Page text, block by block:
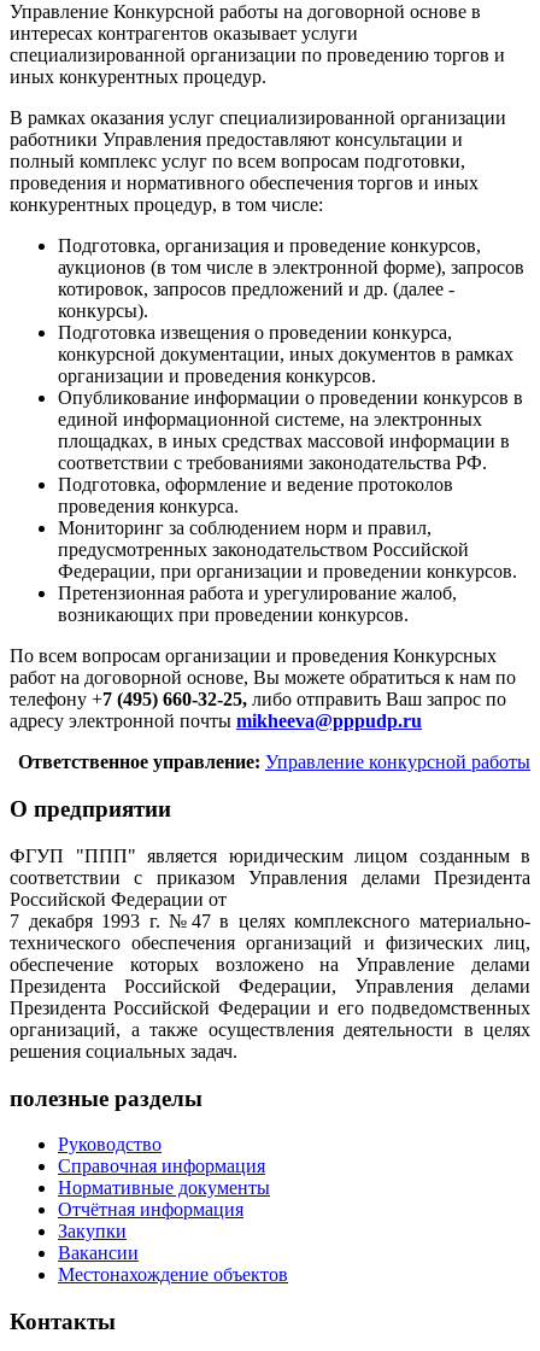
Управление Конкурсной работы на договорной основе в
интересах контрагентов оказывает услуги
специализированной организации по проведению торгов и
иных конкурентных процедур.
В рамках оказания услуг специализированной организации
работники Управления предоставляют консультации и
полный комплекс услуг по всем вопросам подготовки,
проведения и нормативного обеспечения торгов и иных
конкурентных процедур, в том числе:
Подготовка, организация и проведение конкурсов,
аукционов (в том числе в электронной форме), запросов
котировок, запросов предложений и др. (далее -
конкурсы).
Подготовка извещения о проведении конкурса,
конкурсной документации, иных документов в рамках
организации и проведения конкурсов.
Опубликование информации о проведении конкурсов в
единой информационной системе, на электронных
площадках, в иных средствах массовой информации в
соответствии с требованиями законодательства РФ.
Подготовка, оформление и ведение протоколов
проведения конкурса.
Мониторинг за соблюдением норм и правил,
предусмотренных законодательством Российской
Федерации, при организации и проведении конкурсов.
Претензионная работа и урегулирование жалоб,
возникающих при проведении конкурсов.
По всем вопросам организации и проведения Конкурсных
работ на договорной основе, Вы можете обратиться к нам по
телефону +7 (495) 660-32-25, либо отправить Ваш запрос по
адресу электронной почты mikheeva@pppudp.ru
Ответственное управление: Управление конкурсной работы
О предприятии
ФГУП "ППП" является юридическим лицом созданным в
соответствии с приказом Управления делами Президента
Российской Федерации от
7 декабря 1993 г. №47 в целях комплексного материально-
технического обеспечения организаций и физических лиц,
обеспечение которых возложено на Управление делами
Президента Российской Федерации, Управления делами
Президента Российской Федерации и его подведомственных
организаций, а также осуществления деятельности в целях
решения социальных задач.
полезные разделы
Руководство
Справочная информация
Нормативные документы
Отчётная информация
Закупки
Вакансии
Местонахождение объектов
Контакты